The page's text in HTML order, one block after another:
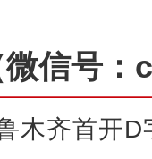
微信号
木齐首开D